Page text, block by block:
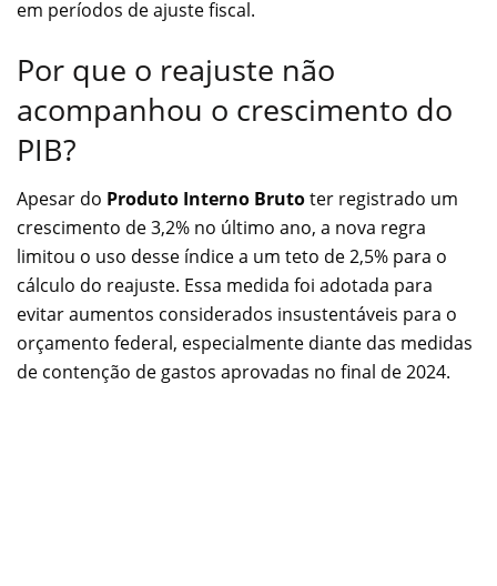
em períodos de ajuste fiscal.
Por que o reajuste não
acompanhou o crescimento do
PIB?
Apesar do Produto Interno Brutoter registrado um
crescimento de 3,2% no último ano, a nova regra
limitou o uso desse índice a um teto de 2,5% para o
cálculo do reajuste. Essa medida foi adotada para
evitar aumentos considerados insustentáveis para o
orçamento federal, especialmente diante das medidas
de contenção de gastos aprovadas no final de 2024.